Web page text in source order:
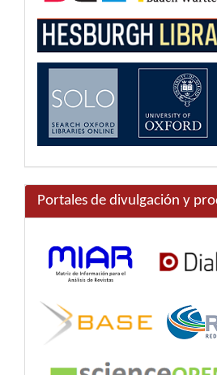
Portales de divulgación y